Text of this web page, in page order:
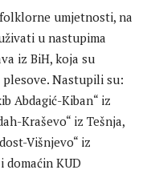
umjetnosti, na
u nastupima
iz BiH, koja su
Nastupili su:
Abdagić-Kiban“ iz
Kraševo“ iz Tešnja,
Višnjevo“ iz
domaćin KUD